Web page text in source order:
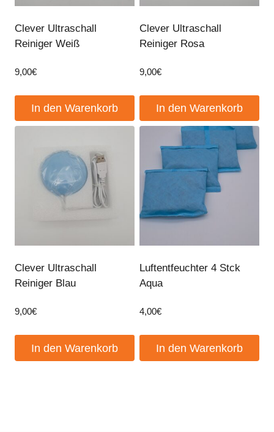
Clever Ultraschall
Reiniger Weiß
9,00€
In den Warenkorb
Clever Ultraschall
Reiniger Rosa
9,00€
In den Warenkorb
Clever Ultraschall
Reiniger Blau
9,00€
In den Warenkorb
Luftentfeuchter 4 Stck
Aqua
4,00€
In den Warenkorb